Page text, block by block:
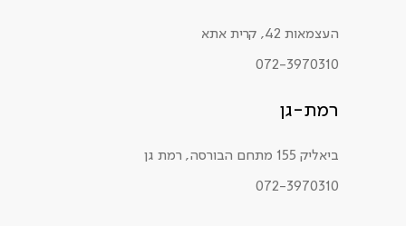
העצמאות 42, קרית אתא
072-3970310
רמת-גן
ביאליק 155 מתחם הבורסה, רמת גן
072-3970310